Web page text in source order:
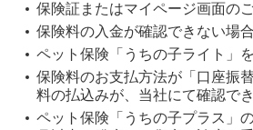
保険証またはマイページ画面の
保険料の入金が確認できない場合
ペット保険「うちの子ライト」
保険料のお支払方法が「口座振
料の払込みが、当社にて確認で
ペット保険「うちの子プラス」